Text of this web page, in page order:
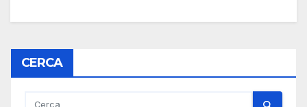
CERCA